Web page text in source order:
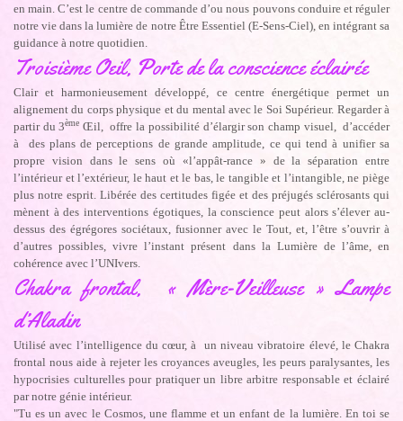
en main. C’est le centre de commande d’ou nous pouvons conduire et réguler
notre vie dans la lumière de notre Être Essentiel (E-Sens-Ciel), en intégrant sa
guidance à notre quotidien.
Troisième Oeil, Porte de la conscience éclairée
Clair et harmonieusement développé, ce centre énergétique permet un
alignement du corps physique et du mental avec le Soi Supérieur. Regarder à
partir du 3ème Œil, offre la possibilité d’élargir son champ visuel, d’accéder
à des plans de perceptions de grande amplitude, ce qui tend à unifier sa
propre vision dans le sens où «l’appât-rance » de la séparation entre
l’intérieur et l’extérieur, le haut et le bas, le tangible et l’intangible, ne piège
plus notre esprit. Libérée des certitudes figée et des préjugés sclérosants qui
mènent à des interventions égotiques, la conscience peut alors s’élever au-
dessus des égrégores sociétaux, fusionner avec le Tout, et, l’être s’ouvrir à
d’autres possibles, vivre l’instant présent dans la Lumière de l’âme, en
cohérence avec l’UNIvers.
Chakra frontal, « Mère-Veilleuse » Lampe
d’Aladin
Utilisé avec l’intelligence du cœur, à un niveau vibratoire élevé, le Chakra
frontal nous aide à rejeter les croyances aveugles, les peurs paralysantes, les
hypocrisies culturelles pour pratiquer un libre arbitre responsable et éclairé
par notre génie intérieur.
"Tu es un avec le Cosmos, une flamme et un enfant de la lumière. En toi se